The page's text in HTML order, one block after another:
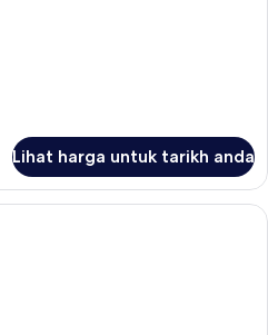
Lihat harga untuk tarikh anda